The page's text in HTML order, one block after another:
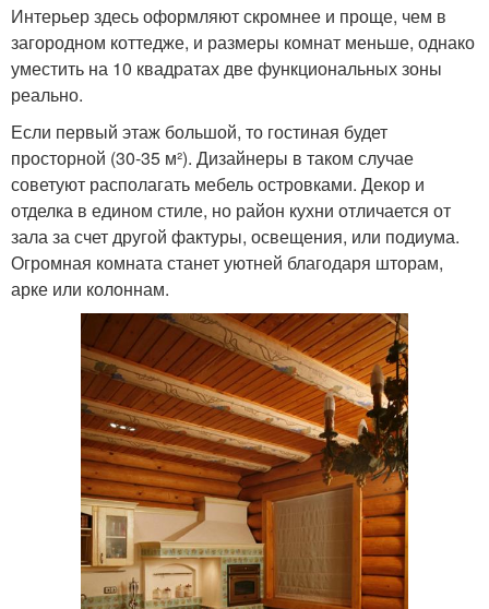
Интерьер здесь оформляют скромнее и проще, чем в
загородном коттедже, и размеры комнат меньше, однако
уместить на 10 квадратах две функциональных зоны
реально.
Если первый этаж большой, то гостиная будет
просторной (30-35 м²). Дизайнеры в таком случае
советуют располагать мебель островками. Декор и
отделка в едином стиле, но район кухни отличается от
зала за счет другой фактуры, освещения, или подиума.
Огромная комната станет уютней благодаря шторам,
арке или колоннам.